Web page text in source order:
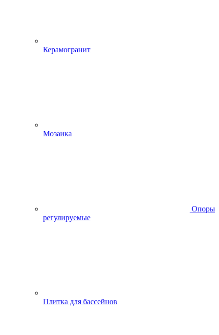
Керамогранит
Мозаика
Опоры
регулируемые
Плитка для бассейнов